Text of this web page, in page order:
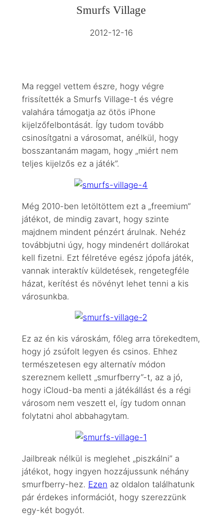
Smurfs Village
2012-12-16
Ma reggel vettem észre, hogy végre
frissítették a Smurfs Village-t és végre
valahára támogatja az ötös iPhone
kijelzőfelbontását. Így tudom tovább
csinosítgatni a városomat, anélkül, hogy
bosszantanám magam, hogy „miért nem
teljes kijelzős ez a játék”.
Még 2010-ben letöltöttem ezt a „freemium”
játékot, de mindig zavart, hogy szinte
majdnem mindent pénzért árulnak. Nehéz
továbbjutni úgy, hogy mindenért dollárokat
kell fizetni. Ezt félretéve egész jópofa játék,
vannak interaktív küldetések, rengetegféle
házat, kerítést és növényt lehet tenni a kis
városunkba.
Ez az én kis városkám, főleg arra törekedtem,
hogy jó zsúfolt legyen és csinos. Ehhez
természetesen egy alternatív módon
szereznem kellett „smurfberry”-t, az a jó,
hogy iCloud-ba menti a játékállást és a régi
városom nem veszett el, így tudom onnan
folytatni ahol abbahagytam.
Jailbreak nélkül is meglehet „piszkálni” a
játékot, hogy ingyen hozzájussunk néhány
smurfberry-hez. Ezen az oldalon találhatunk
pár érdekes információt, hogy szerezzünk
egy-két bogyót.